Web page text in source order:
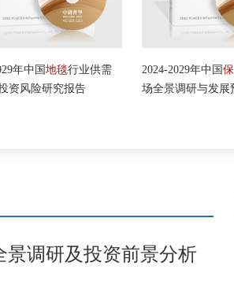
年中国 地毯行业供需
风险研究报告
2024-2029年中国 保
场全景调研与发展预
景调研及投资前景分析